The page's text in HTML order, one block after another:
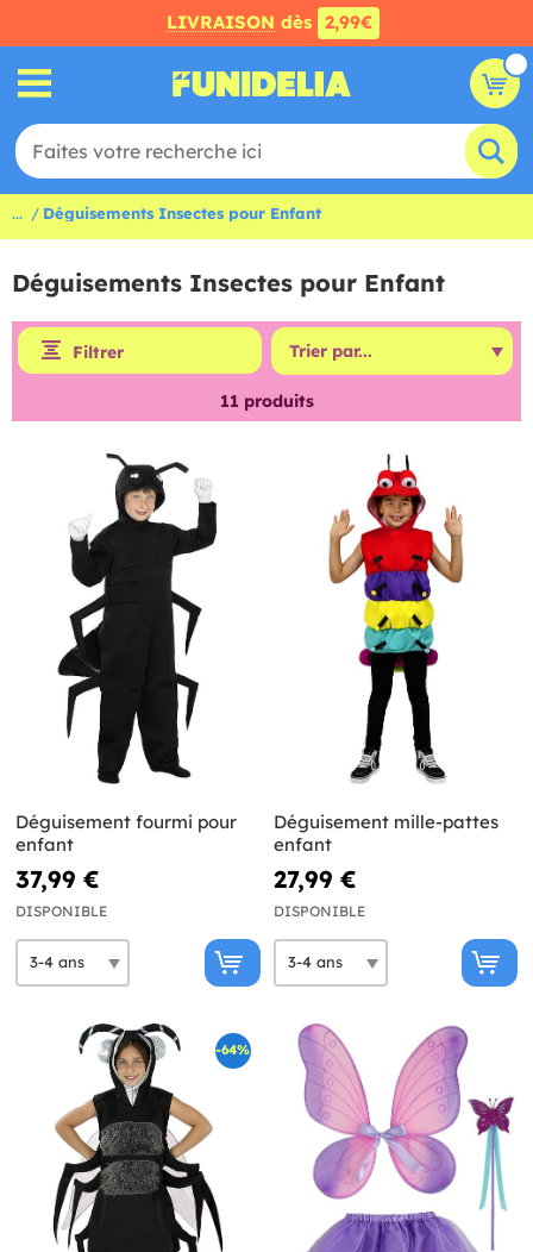
LIVRAISON dès 2,99€
... Déguisements Insectes pour Enfant
Déguisements Insectes pour Enfant
Filtrer
11 produits
Déguisement fourmi pour
enfant
37,99 €
DISPONIBLE
Déguisement mille-pattes
enfant
27,99 €
DISPONIBLE
-64%